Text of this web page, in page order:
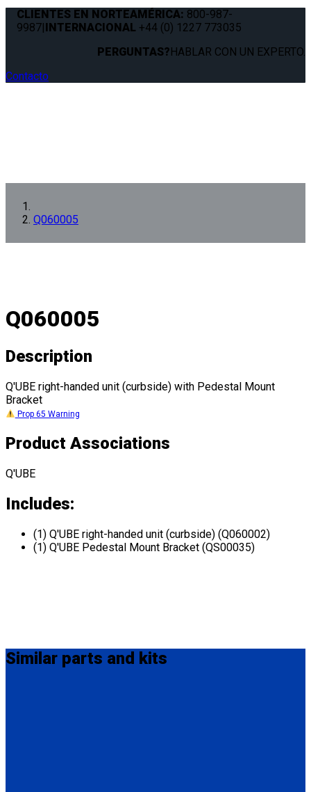
CLIENTES EN NORTEAMÉRICA: 800-987-
9987|INTERNACIONAL +44 (0) 1227 773035
PERGUNTAS?HABLAR CON UN EXPERTO.
Contacto
Q060005
Q060005
Description
Q'UBE right-handed unit (curbside) with Pedestal Mount
Bracket
Prop 65 Warning
Product Associations
Q'UBE
Includes:
(1) Q'UBE right-handed unit (curbside) (Q060002)
(1) Q'UBE Pedestal Mount Bracket (QS00035)
Similar parts and kits